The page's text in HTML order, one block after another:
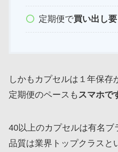
定期便で買い出し
しかもカプセルは１年保存
定期便のペースも スマホで
40以上のカプセルは有名ブ
品質は業界トップクラスと